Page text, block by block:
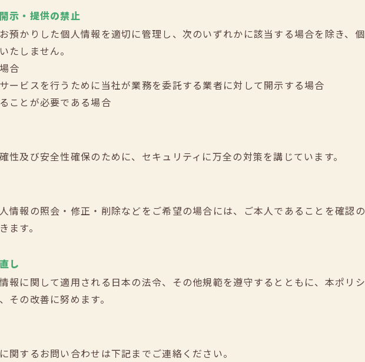
示・提供の禁止
預かりした個人情報を適切に管理し、次のいずれかに該当する場合を除き、個
たしません。
合
ービスを行うために当社が業務を委託する業者に対して開示する場合
ことが必要である場合
性及び安全性確保のために、セキュリティに万全の対策を講じています。
情報の照会・修正・削除などをご希望の場合には、ご本人であることを確認の
ます。
し
報に関して適用される日本の法令、その他規範を遵守するとともに、本ポリシ
その改善に努めます。
関するお問い合わせは下記までご連絡ください。